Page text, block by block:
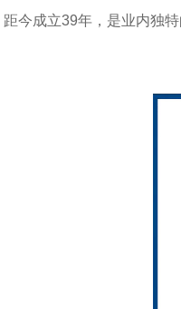
距今成立39年，是业内独